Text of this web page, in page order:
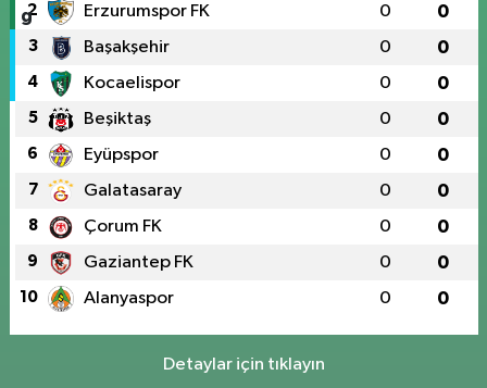
2 Erzurumspor FK 0 0
3 Başakşehir 0 0
4 Kocaelispor 0 0
5 Beşiktaş 0 0
6 Eyüpspor 0 0
7 Galatasaray 0 0
8 Çorum FK 0 0
9 Gaziantep FK 0 0
10 Alanyaspor 0 0
Detaylar için tıklayın